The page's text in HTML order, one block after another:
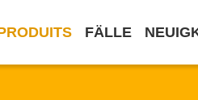
FÄLLE